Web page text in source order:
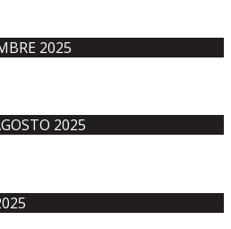
2025
2025